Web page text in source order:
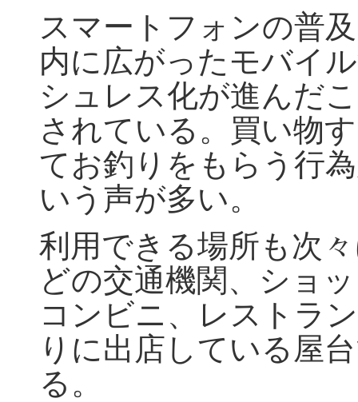
スマートフォンの普
内に広がったモバイ
シュレス化が進んだ
されている。買い物
てお釣りをもらう行
いう声が多い。
利用できる場所も次
どの交通機関、ショ
コンビニ、レストラ
りに出店している屋
る。